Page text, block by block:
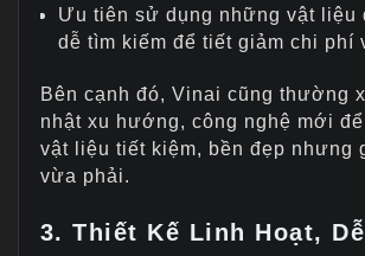
Ưu tiên sử dụng những vật liệu
dễ tìm kiếm để tiết giảm chi phí
Bên cạnh đó, Vinai cũng thường
nhật xu hướng, công nghệ mới
vật liệu tiết kiệm, bền đẹp nhưng
vừa phải.
3. Thiết Kế Linh Hoạt,